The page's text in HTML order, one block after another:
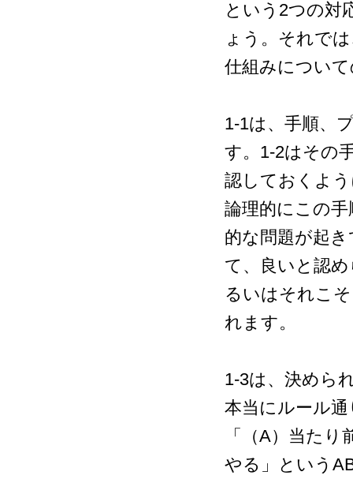
という2つの対
ょう。それで
仕組みについ
1-1は、手順、
す。1-2はその
認しておくよ
論理的にこの
的な問題が起
て、良いと認
るいはそれこ
れます。
1-3は、決めら
本当にルール
「（A）当た
やる」という